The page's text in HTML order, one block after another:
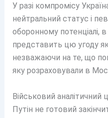
У разі компромісу
нейтральний статус і
оборонному потенціалі,
представить цю угоду як
незважаючи на те, що
яку розраховували в
Військовий
Путін не готовий